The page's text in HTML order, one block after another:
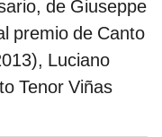
de Giuseppe
premio de Canto
Luciano
Tenor Viñas